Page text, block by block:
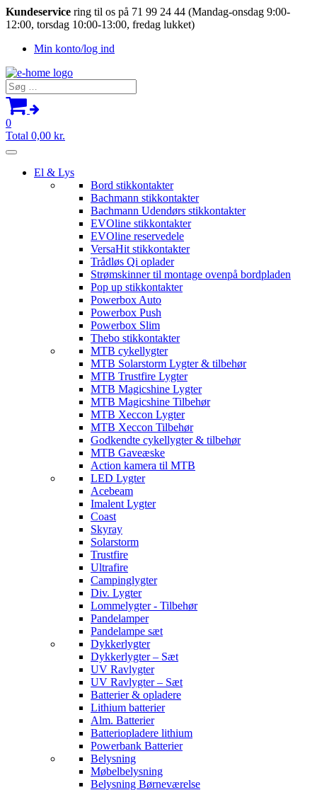
Kundeservice ring til os på 71 99 24 44 (Mandag-onsdag 9:00-
12:00, torsdag 10:00-13:00, fredag lukket)
Min konto/log ind
Søg
efter:
0
Total 0,00 kr.
El & Lys
Bord stikkontakter
Bachmann stikkontakter
Bachmann Udendørs stikkontakter
EVOline stikkontakter
EVOline reservedele
VersaHit stikkontakter
Trådløs Qi oplader
Strømskinner til montage ovenpå bordpladen
Pop up stikkontakter
Powerbox Auto
Powerbox Push
Powerbox Slim
Thebo stikkontakter
MTB cykellygter
MTB Solarstorm Lygter & tilbehør
MTB Trustfire Lygter
MTB Magicshine Lygter
MTB Magicshine Tilbehør
MTB Xeccon Lygter
MTB Xeccon Tilbehør
Godkendte cykellygter & tilbehør
MTB Gaveæske
Action kamera til MTB
LED Lygter
Acebeam
Imalent Lygter
Coast
Skyray
Solarstorm
Trustfire
Ultrafire
Campinglygter
Div. Lygter
Lommelygter - Tilbehør
Pandelamper
Pandelampe sæt
Dykkerlygter
Dykkerlygter – Sæt
UV Ravlygter
UV Ravlygter – Sæt
Batterier & opladere
Lithium batterier
Alm. Batterier
Batteriopladere lithium
Powerbank Batterier
Belysning
Møbelbelysning
Belysning Børneværelse